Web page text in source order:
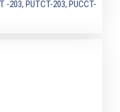
-203, PUTCT-203, PUCCT-